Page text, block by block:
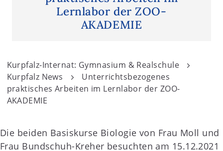
Lernlabor der ZOO-
AKADEMIE
Kurpfalz-Internat: Gymnasium & Realschule
Kurpfalz News
Unterrichtsbezogenes
praktisches Arbeiten im Lernlabor der ZOO-
AKADEMIE
Die beiden Basiskurse Biologie von Frau Moll und
Frau Bundschuh-Kreher besuchten am 15.12.2021